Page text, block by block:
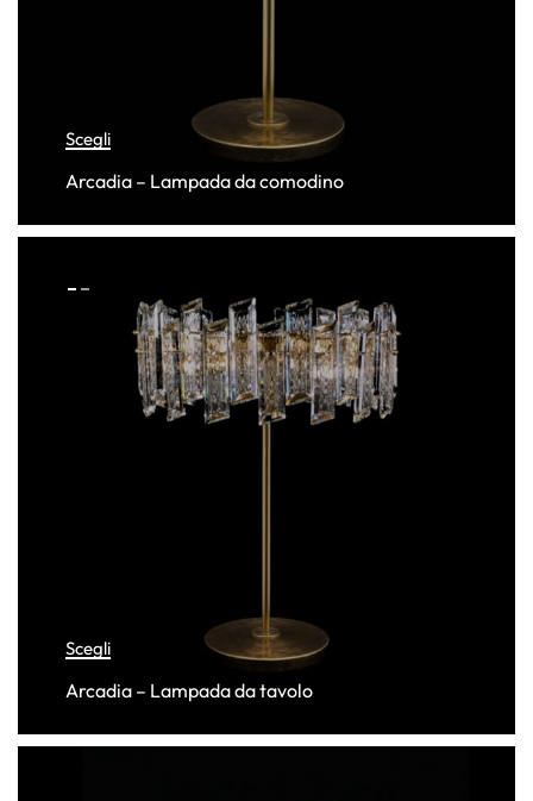
Scegli
Arcadia – Lampada da comodino
Scegli
Arcadia – Lampada da tavolo